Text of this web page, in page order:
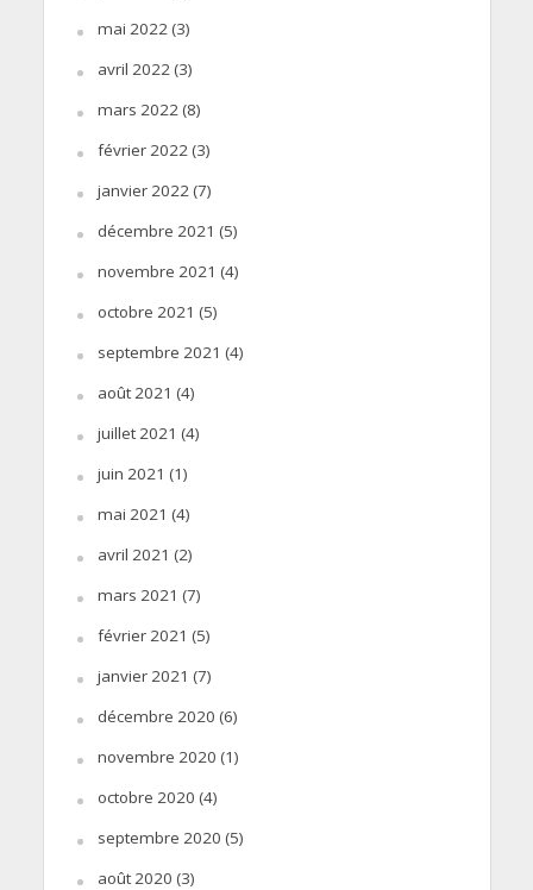
mai 2022(3)
avril 2022(3)
mars 2022(8)
février 2022(3)
janvier 2022(7)
décembre 2021 (5)
novembre 2021 (4)
octobre 2021 (5)
septembre 2021 (4)
août 2021 (4)
juillet 2021 (4)
juin 2021 (1)
mai 2021 (4)
avril 2021 (2)
mars 2021 (7)
février 2021 (5)
janvier 2021 (7)
décembre 2020 (6)
novembre 2020 (1)
octobre 2020 (4)
septembre 2020 (5)
août 2020 (3)